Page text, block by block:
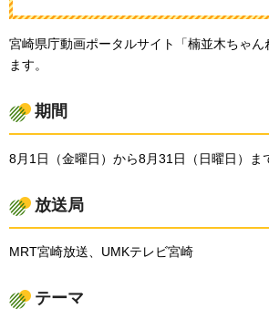
宮崎県庁動画ポータルサイト「楠並木ちゃ
ます。
期間
8月1日（金曜日）から8月31日（日曜日）ま
放送局
MRT宮崎放送、UMKテレビ宮崎
テーマ